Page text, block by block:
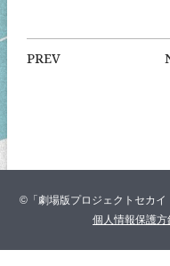
PREV
©「劇場版プロジェクトセカ
個人情報保護方